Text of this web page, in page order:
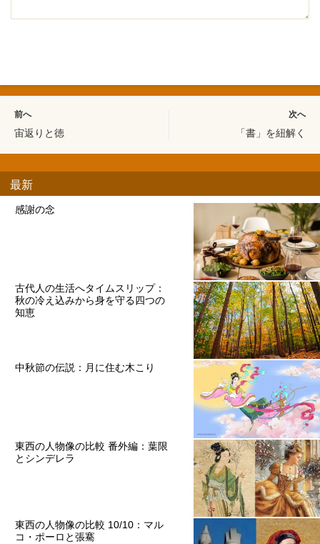
前へ
宙返りと徳
次へ
「書」を紐解く
最新
感謝の念
古代人の生活へタイムスリップ：
秋の冷え込みから身を守る四つの
知恵
中秋節の伝説：月に住む木こり
東西の人物像の比較 番外編：葉限
とシンデレラ
東西の人物像の比較 10/10：マル
コ・ポーロと張騫